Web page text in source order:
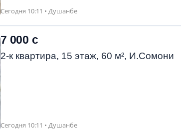
Сегодня 10:11 • Душанбе
7 000 с
2-к квартира, 15 этаж, 60 м², И.Сомони
Сегодня 10:11 • Душанбе